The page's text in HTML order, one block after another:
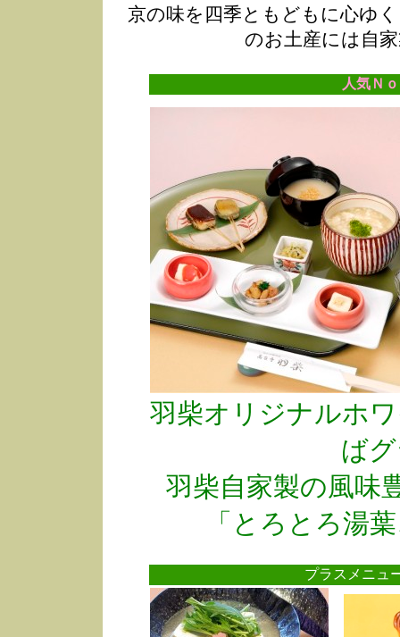
京の味を四季ともどもに心ゆ
のお土産には自
人気Ｎ
羽柴オリジナルホ
ば
羽柴自家製の風味
「とろとろ湯
プラスメニ